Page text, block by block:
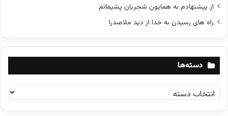
از پیشنهادم به همایون شجریان پشیمانم
راه های رسیدن به خدا از دید ملاصدرا
دسته‌ها
د
س
ت